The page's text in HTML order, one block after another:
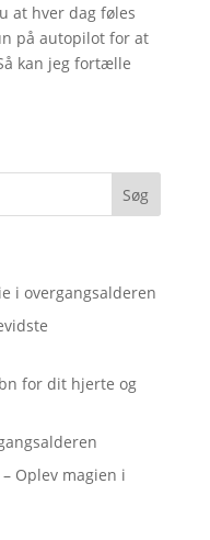
at hver dag føles
på autopilot for at
kan jeg fortælle
i overgangsalderen
for dit hjerte og
Oplev magien i